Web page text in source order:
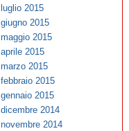
luglio 2015
giugno 2015
maggio 2015
aprile 2015
marzo 2015
febbraio 2015
gennaio 2015
dicembre 2014
novembre 2014